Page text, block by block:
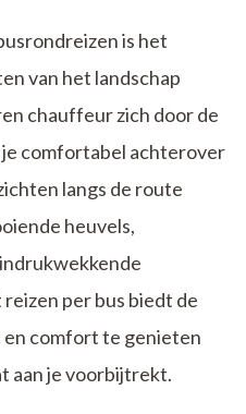
is het
van het landschap
chauffeur zich door de
comfortabel achterover
langs de route
heuvels,
per bus biedt de
en comfort te genieten
aan je voorbijtrekt.